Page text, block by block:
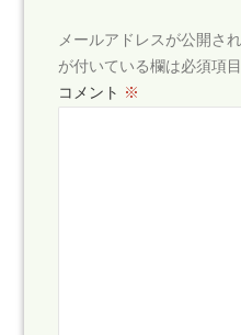
メールアドレスが公開さ
が付いている欄は必須項
コメント ※